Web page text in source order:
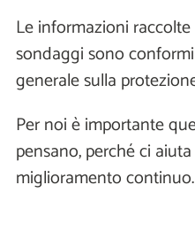
Le informazioni
sondaggi sono
generale sulla
Per noi è importante
pensano, perché ci
miglioramento continuo.